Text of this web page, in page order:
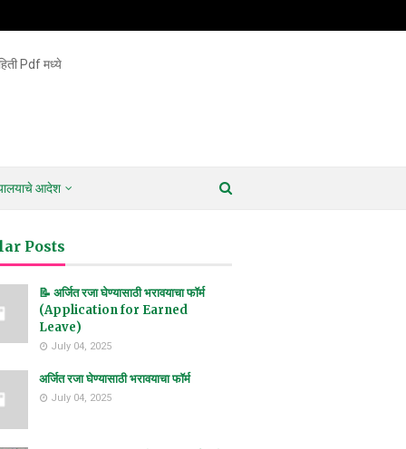
Pdf मध्ये
आदेश
Posts
📝 अर्जित रजा घेण्यासाठी भरावयाचा फॉर्म
(Application for Earned
Leave)
July 04, 2025
अर्जित रजा घेण्यासाठी भरावयाचा फॉर्म
July 04, 2025